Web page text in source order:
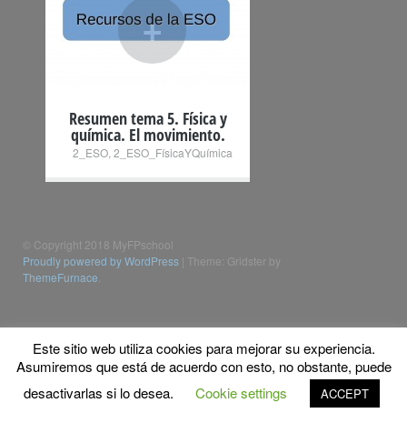
+
Resumen tema 5. Física y
química. El movimiento.
2_ESO, 2_ESO_FísicaYQuímica
© Copyright 2018 MyFPschool
Proudly powered by WordPress Theme: Gridster by
ThemeFurnace
Este sitio web utiliza cookies para mejorar su experiencia.
Asumiremos que está de acuerdo con esto, no obstante, puede
desactivarlas si lo desea.
Cookie settings ACCEPT